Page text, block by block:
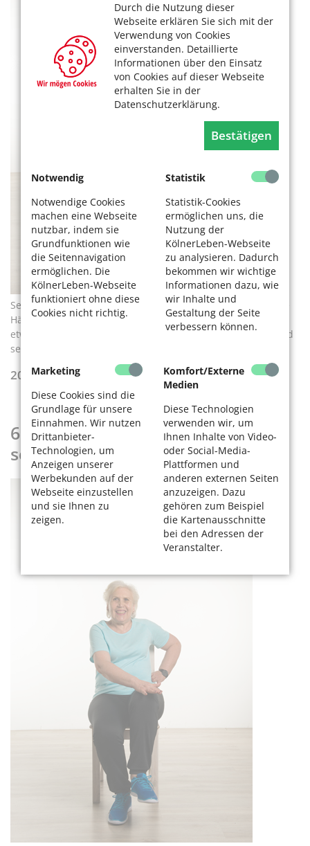
Durch die Nutzung dieser
Webseite erklären Sie sich mit der
Verwendung von Cookies
einverstanden. Detaillierte
Informationen über den Einsatz
von Cookies auf dieser Webseite
erhalten Sie in der
Datenschutzerklärung.
Bestätigen
Notwendig
Notwendige Cookies
machen eine Webseite
nutzbar, indem sie
Grundfunktionen wie
die Seitennavigation
ermöglichen. Die
KölnerLeben-Webseite
funktioniert ohne diese
Cookies nicht richtig.
Statistik
Statistik-Cookies
ermöglichen uns, die
Nutzung der
KölnerLeben-Webseite
zu analysieren. Dadurch
bekommen wir wichtige
Informationen dazu, wie
wir Inhalte und
Gestaltung der Seite
verbessern können.
Marketing
Diese Cookies sind die
Grundlage für unsere
Einnahmen. Wir nutzen
Drittanbieter-
Technologien, um
Anzeigen unserer
Werbekunden auf der
Webseite einzustellen
und sie Ihnen zu
zeigen.
Komfort/Externe
Medien
Diese Technologien
verwenden wir, um
Ihnen Inhalte von Video-
oder Social-Media-
Plattformen und
anderen externen Seiten
anzuzeigen. Dazu
gehören zum Beispiel
die Kartenausschnitte
bei den Adressen der
Veranstalter.
Setzen Sie sich aufrecht auf einen Stuhl und führen Sie Ihre
Hände an den Bauch. Dann strecken Sie Ihre Unterschenkel
etwas nach vorne und ziehenIhre Fußspitzen nach oben und
senken sie wieder ab.
20–30 Wiederholungen
6. Festigt die Körpermitte und
schult die Aufmerksamkeit